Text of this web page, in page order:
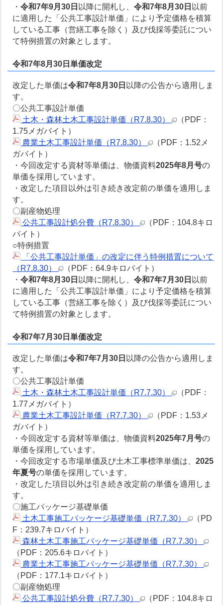
・令和7年9月30日 以降に開札し、令和7年8月30日 以前
に適用した「公共工事設計単価」により予定価格を積算
している工事（営繕工事を除く）及び伐採等委託につい
て特例措置の対象とします。
令和7年8月30日単価改定
改定した単価は令和7年8月30日 以降の公告から適用しま
す。
〇公共工事設計単価
土木・森林土木工事設計単価（R7.8.30）
（PDF：
1.75メガバイト）
農業土木工事設計単価（R7.8.30）
（PDF：1.52メ
ガバイト）
・今回改定する資材等単価は、物価資料2025年8月号の
単価を採用しています。
・改定した項目以外は引き続き改定前の単価を適用しま
す。
〇副産物処理
公共工事設計処分費（R7.8.30）
（PDF：104.8キロ
バイト）
○特例措置
「公共工事設計単価」の改定に伴う特例措置について
（R7.8.30）
（PDF：64.9キロバイト）
・令和7年8月30日 以降に開札し、令和7年7月30日 以前
に適用した「公共工事設計単価」により予定価格を積算
している工事（営繕工事を除く）及び伐採等委託につい
て特例措置の対象とします。
令和7年7月30日単価改定
改定した単価は令和7年7月30日 以降の公告から適用しま
す。
〇公共工事設計単価
土木・森林土木工事設計単価（R7.7.30）
（PDF：
1.77メガバイト）
農業土木工事設計単価（R7.7.30）
（PDF：1.53メ
ガバイト）
・今回改定する資材等単価は、物価資料2025年7月号の
単価を採用しています。
・今回改定する市場単価及び土木工事標準単価は、2025
年夏号の単価を採用しています。
・改定した項目以外は引き続き改定前の単価を適用しま
す。
〇施工パッケージ基礎単価
土木工事施工パッケージ基礎単価（R7.7.30）
（PD
F：239.7キロバイト）
森林土木工事施工パッケージ基礎単価（R7.7.30）
（PDF：205.6キロバイト）
農業土木工事施工パッケージ基礎単価（R7.7.30）
（PDF：177.1キロバイト）
〇副産物処理
公共工事設計処分費（R7.7.30）
（PDF：104.8キロ